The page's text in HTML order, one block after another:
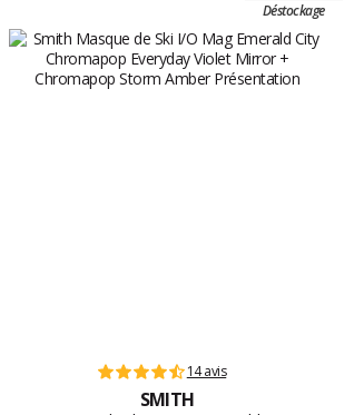
Déstockage
14 avis
SMITH